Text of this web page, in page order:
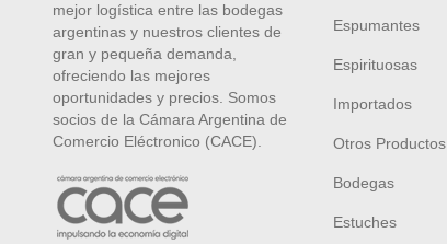
mejor logística entre las bodegas
argentinas y nuestros clientes de
gran y pequeña demanda,
ofreciendo las mejores
oportunidades y precios. Somos
socios de la Cámara Argentina de
Comercio Eléctronico (CACE).
Espumantes
Espirituosas
Importados
Otros Productos
Bodegas
Estuches